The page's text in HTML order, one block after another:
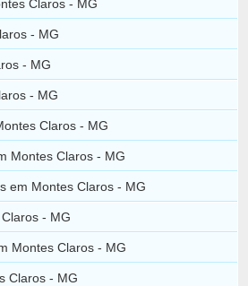
Claros - MG
- MG
- MG
- MG
Claros - MG
Montes Claros - MG
em Montes Claros - MG
- MG
Montes Claros - MG
Claros - MG